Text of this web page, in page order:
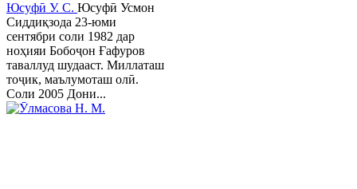
Юсуфӣ У. C. Юсуфӣ Усмон
Сиддиқзода 23-юми
сентябри соли 1982 дар
ноҳияи Бобоҷон Ғафуров
таваллуд шудааст. Миллаташ
тоҷик, маълумоташ олӣ.
Соли 2005 Дони...